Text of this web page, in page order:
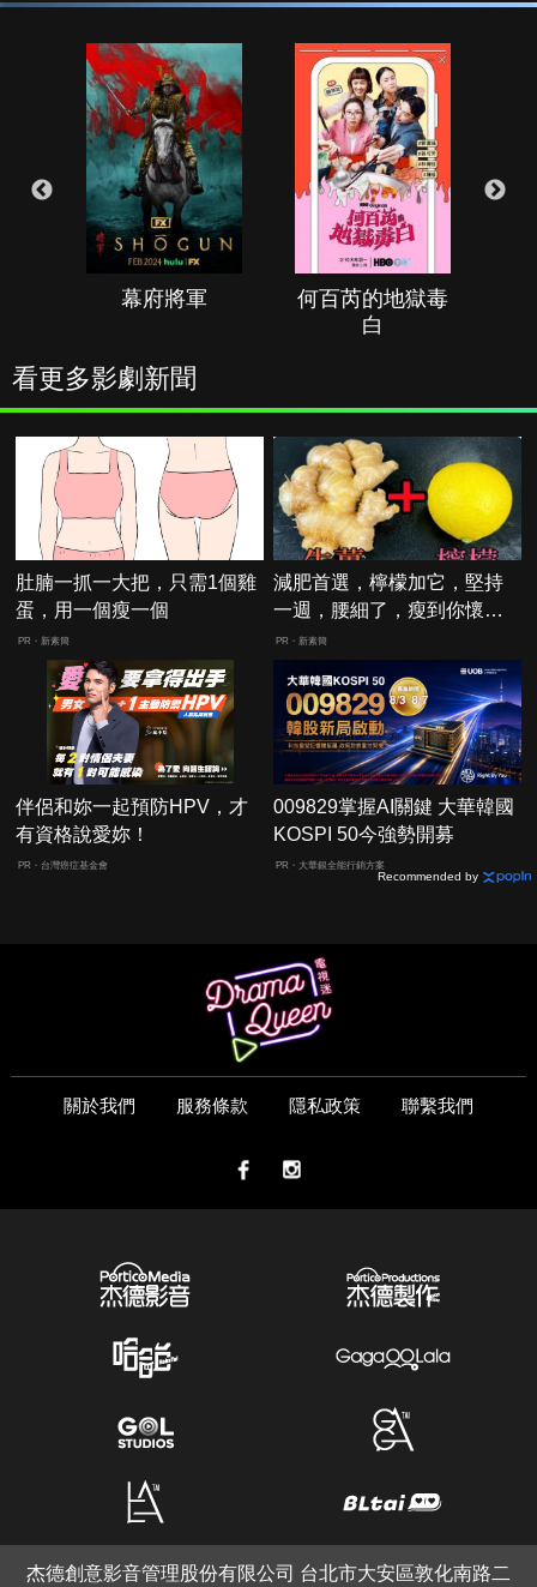
幕府將軍
何百芮的地獄毒
白
看更多影劇新聞
肚腩一抓一大把，只需1個雞
蛋，用一個瘦一個
PR・新素簡
減肥首選，檸檬加它，堅持
一週，腰細了，瘦到你懷疑
人生
PR・新素簡
伴侶和妳一起預防HPV，才
有資格說愛妳！
PR・台灣癌症基金會
009829掌握AI關鍵 大華韓國
KOSPI 50今強勢開募
PR・大華銀全能行銷方案
Recommended by
關於我們 服務條款 隱私政策 聯繫我們
杰德創意影音管理股份有限公司 台北市大安區敦化南路二